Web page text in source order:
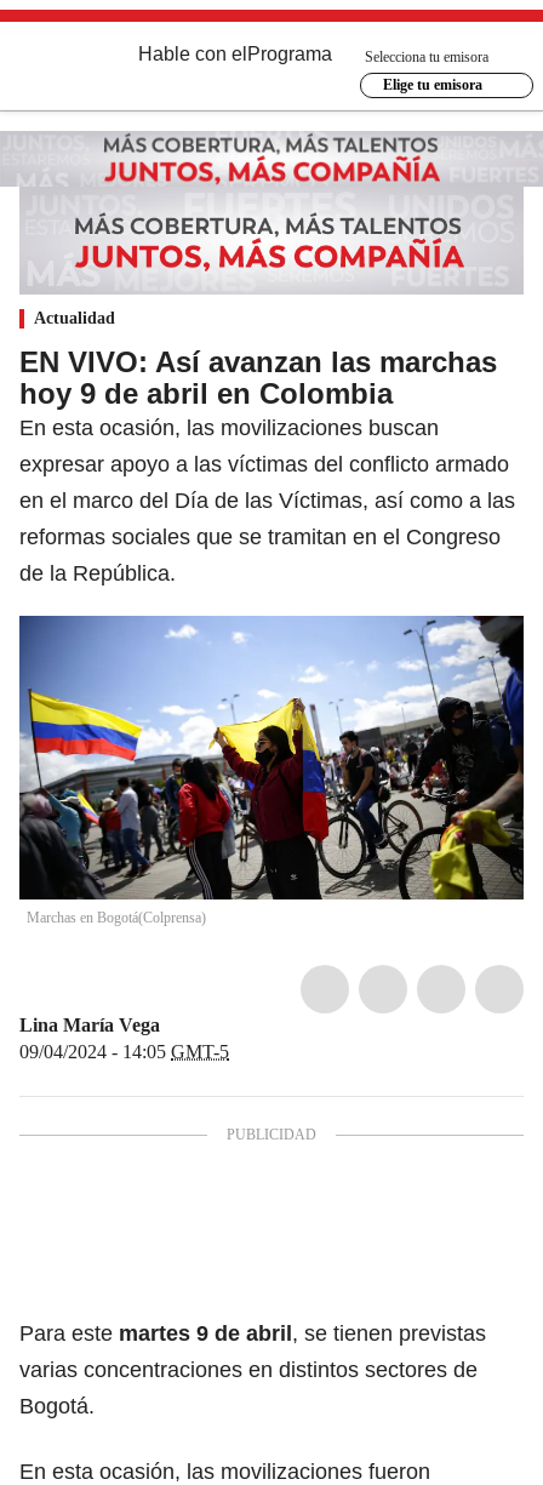
Hable con el Programa
Selecciona tu emisora
Elige tu emisora
Actualidad
EN VIVO: Así avanzan las marchas
hoy 9 de abril en Colombia
En esta ocasión, las movilizaciones buscan
expresar apoyo a las víctimas del conflicto armado
en el marco del Día de las Víctimas, así como a las
reformas sociales que se tramitan en el Congreso
de la República.
Marchas en Bogotá(Colprensa)
Lina María Vega
09/04/2024 - 14:05 GMT-5
Para este martes 9 de abril, se tienen previstas
varias concentraciones en distintos sectores de
Bogotá.
En esta ocasión, las movilizaciones fueron